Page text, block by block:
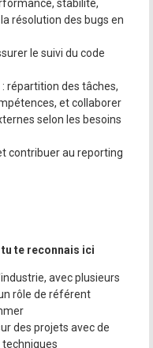
stabilité,
résolution des bugs en
le suivi du code
répartition des tâches,
et collaborer
selon les besoins
contribuer au reporting
te reconnais ici
avec plusieurs
rôle de référent
des projets avec de